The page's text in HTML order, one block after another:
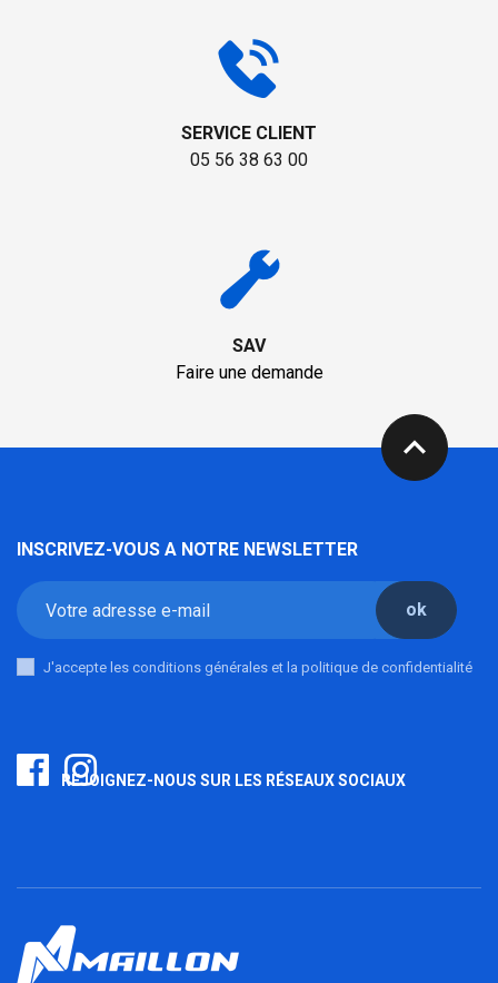
SERVICE CLIENT
05 56 38 63 00
SAV
Faire une demande
expand_less
INSCRIVEZ-VOUS A NOTRE NEWSLETTER
ok
J'accepte les conditions générales et la politique de confidentialité
REJOIGNEZ-NOUS SUR LES RÉSEAUX SOCIAUX